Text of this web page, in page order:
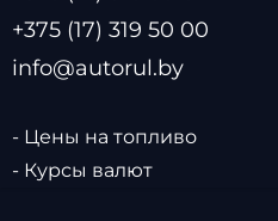
+375 (17) 319 50 00
info@autorul.by
- Цены на топливо
- Курсы валют